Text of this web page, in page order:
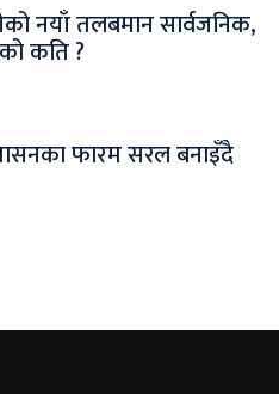
नयाँ तलबमान सार्वजनिक,
कति ?
फारम सरल बनाइँदै